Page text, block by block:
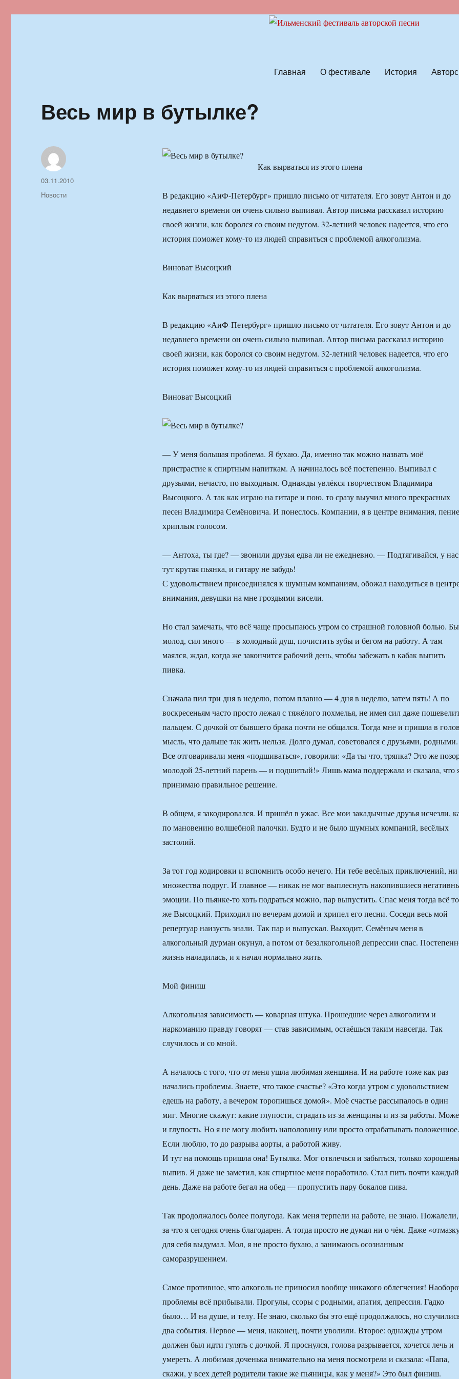
Главная О фестивале История
Весь мир в бутылке?
Как вырваться из этого плена
В редакцию «АиФ-Петербург» пришло письмо от читателя. Его зовут Антон и до
недавнего времени он очень сильно выпивал. Автор письма рассказал историю
своей жизни, как боролся со своим недугом. 32-летний человек надеется, что его
история поможет кому-то из людей справиться с проблемой алкоголизма.
Виноват Высоцкий
Как вырваться из этого плена
В редакцию «АиФ-Петербург» пришло письмо от читателя. Его зовут Антон и до
недавнего времени он очень сильно выпивал. Автор письма рассказал историю
своей жизни, как боролся со своим недугом. 32-летний человек надеется, что его
история поможет кому-то из людей справиться с проблемой алкоголизма.
Виноват Высоцкий
— У меня большая проблема. Я бухаю. Да, именно так можно назвать моё
пристрастие к спиртным напиткам. А начиналось всё постепенно. Выпивал с
друзьями, нечасто, по выходным. Однажды увлёкся творчеством Владимира
Высоцкого. А так как играю на гитаре и пою, то сразу выучил много прекрасных
песен Владимира Семёновича. И понеслось. Компании, я в центре внимания, пение
хриплым голосом.
— Антоха, ты где? — звонили друзья едва ли не ежедневно. — Подтягивайся, у нас
тут крутая пьянка, и гитару не забудь!
С удовольствием присоединялся к шумным компаниям, обожал находиться в
внимания, девушки на мне гроздьями висели.
Но стал замечать, что всё чаще просыпаюсь утром со страшной головной болью.
молод, сил много — в холодный душ, почистить зубы и бегом на работу. А там
маялся, ждал, когда же закончится рабочий день, чтобы забежать в кабак выпить
пивка.
Сначала пил три дня в неделю, потом плавно — 4 дня в неделю, затем пять! А по
воскресеньям часто просто лежал с тяжёлого похмелья, не имея сил даже
пальцем. С дочкой от бывшего брака почти не общался. Тогда мне и пришла в
мысль, что дальше так жить нельзя. Долго думал, советовался с друзьями, родными.
Все отговаривали меня «подшиваться», говорили: «Да ты что, тряпка? Это же
молодой 25-летний парень — и подшитый!» Лишь мама поддержала и сказала, что
принимаю правильное решение.
В общем, я закодировался. И пришёл в ужас. Все мои закадычные друзья исчезли,
по мановению волшебной палочки. Будто и не было шумных компаний, весёлых
застолий.
За тот год кодировки и вспомнить особо нечего. Ни тебе весёлых приключений, ни
множества подруг. И главное — никак не мог выплеснуть накопившиеся
эмоции. По пьянке-то хоть подраться можно, пар выпустить. Спас меня тогда всё
же Высоцкий. Приходил по вечерам домой и хрипел его песни. Соседи весь мой
репертуар наизусть знали. Так пар и выпускал. Выходит, Семёныч меня в
алкогольный дурман окунул, а потом от безалкогольной депрессии спас.
жизнь наладилась, и я начал нормально жить.
Мой финиш
Алкогольная зависимость — коварная штука. Прошедшие через алкоголизм и
наркоманию правду говорят — став зависимым, остаёшься таким навсегда. Так
случилось и со мной.
А началось с того, что от меня ушла любимая женщина. И на работе тоже как раз
начались проблемы. Знаете, что такое счастье? «Это когда утром с удовольствием
едешь на работу, а вечером торопишься домой». Моё счастье рассыпалось в один
миг. Многие скажут: какие глупости, страдать из-за женщины и из-за работы.
и глупость. Но я не могу любить наполовину или просто отрабатывать положенное.
Если люблю, то до разрыва аорты, а работой живу.
И тут на помощь пришла она! Бутылка. Мог отвлечься и забыться, только
выпив. Я даже не заметил, как спиртное меня поработило. Стал пить почти каждый
день. Даже на работе бегал на обед — пропустить пару бокалов пива.
Так продолжалось более полугода. Как меня терпели на работе, не знаю. Пожалели,
за что я сегодня очень благодарен. А тогда просто не думал ни о чём. Даже
для себя выдумал. Мол, я не просто бухаю, а занимаюсь осознанным
саморазрушением.
Самое противное, что алкоголь не приносил вообще никакого облегчения!
проблемы всё прибывали. Прогулы, ссоры с родными, апатия, депрессия. Гадко
было… И на душе, и телу. Не знаю, сколько бы это ещё продолжалось, но
два события. Первое — меня, наконец, почти уволили. Второе: однажды утром
должен был идти гулять с дочкой. Я проснулся, голова разрывается, хочется лечь и
умереть. А любимая доченька внимательно на меня посмотрела и сказала: «Папа,
скажи, у всех детей родители такие же пьяницы, как у меня?» Это был финиш.
Автор
Опубликовано
03.11.2010
Рубрики
Новости